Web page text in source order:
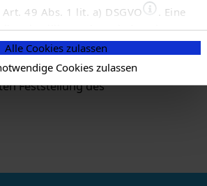
49 Abs. 1 lit. a) DSGVO
. Eine
Einwilligung kann jederzeit
Nähere Informationen zu allem
Sie in dieser
Cookieerklärung
Daten verarbeiten und wie
können.
Alle Cookies zulassen
Cookies zulassen
gemäß
§§ 36 und 38 bleibt
Energiewerke Zeulenroda GmbH,
31.12.2027, 24:00 Uhr, dem
Feststellung des